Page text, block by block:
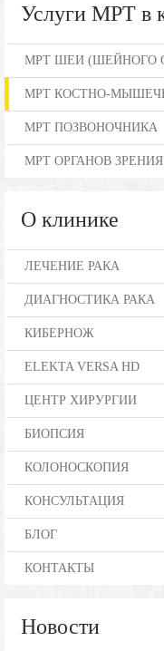
Услуги МРТ в
МРТ ШЕИ (ШЕЙНОГО
МРТ КОСТНО-
МРТ ПОЗВОНОЧНИКА
МРТ ОРГАНОВ ЗРЕНИЯ
О клинике
ЛЕЧЕНИЕ РАКА
ДИАГНОСТИКА РАКА
КИБЕРНОЖ
ELEKTA VERSA HD
ЦЕНТР ХИРУРГИИ
БИОПСИЯ
КОЛОНОСКОПИЯ
КОНСУЛЬТАЦИЯ
БЛОГ
КОНТАКТЫ
Новости